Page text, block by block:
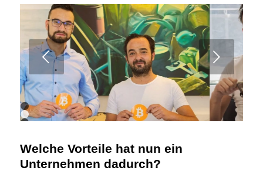
Weiter
1
2
5
Welche Vorteile hat nun ein
Unternehmen dadurch?